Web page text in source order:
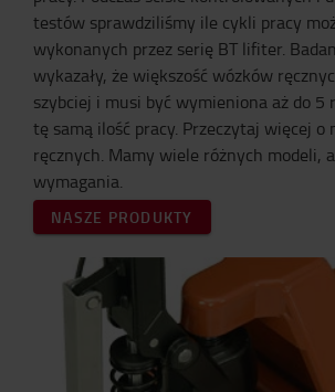
testów sprawdziliśmy ile cykli pracy
wykonanych przez serię BT lifiter.
wykazały, że większość wózków
szybciej i musi być wymieniona aż do 5
tę samą ilość pracy. Przeczytaj więcej o
ręcznych. Mamy wiele różnych modeli,
wymagania.
NASZE PRODUKTY